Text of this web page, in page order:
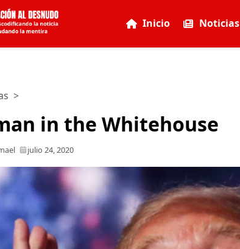
Inicio Noticias
>
in the Whitehouse
julio 24, 2020